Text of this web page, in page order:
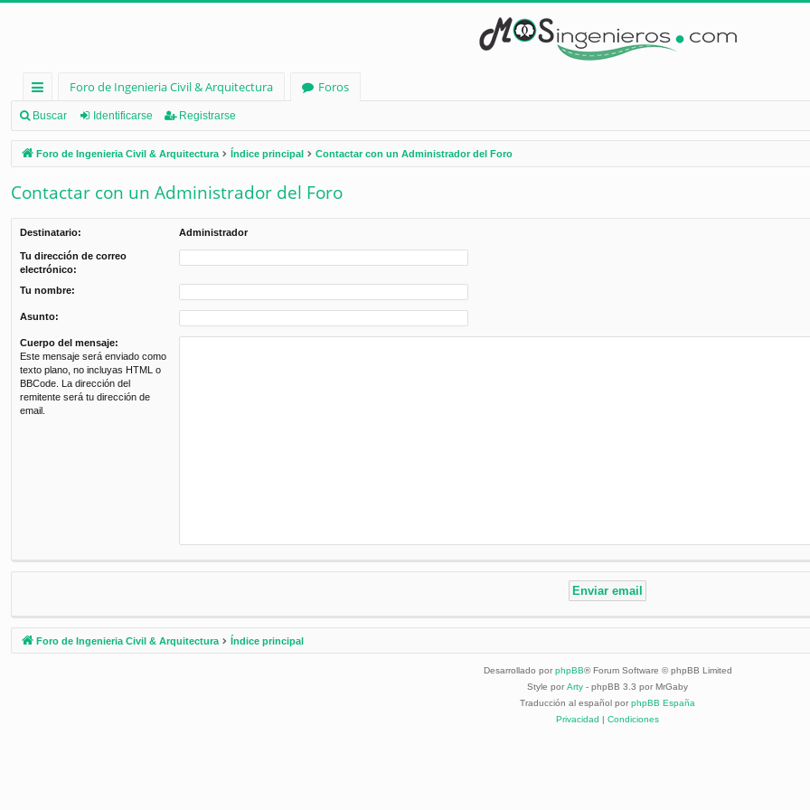
nl
ac
es
rá
pi
d
Foro de Ingenieria Civil & Arquitectura
Foros
Buscar Identificarse Registrarse
Foro de Ingenieria Civil & Arquitectura Índice principal Contactar con un Administrador del Foro
Contactar con un Administrador del Foro
Destinatario: Administrador
Tu dirección de correo
electrónico:
Tu nombre:
Asunto:
Cuerpo del mensaje:
Este mensaje será enviado como
texto plano, no incluyas HTML o
BBCode. La dirección del
remitente será tu dirección de
email.
Foro de Ingenieria Civil & Arquitectura Índice principal
Desarrollado por phpBB® Forum Software © phpBB Limited
Style por Arty - phpBB 3.3 por MrGaby
Traducción al español por phpBB España
Privacidad | Condiciones